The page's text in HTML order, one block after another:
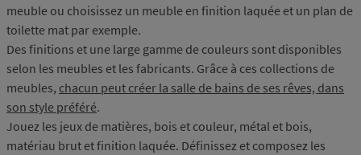
meuble ou choisissez un meuble en finition laquée et un plan de
toilette mat par exemple.
Des finitions et une large gamme de couleurs sont disponibles
selon les meubles et les fabricants. Grâce à ces collections de
meubles, chacun peut créer la salle de bains de ses rêves, dans
son style préféré.
Jouez les jeux de matières, bois et couleur, métal et bois,
matériau brut et finition laquée. Définissez et composez les